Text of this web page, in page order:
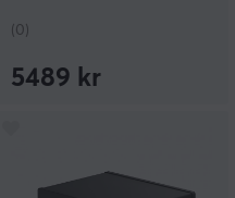
(0)
5489 kr